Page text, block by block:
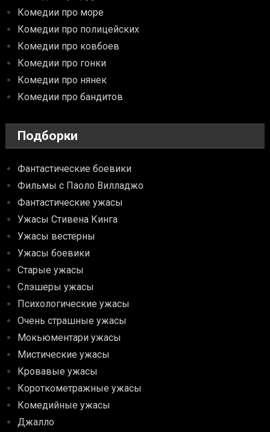
Комедии про море
Комедии про полицейских
Комедии про ковбоев
Комедии про гонки
Комедии про нянек
Комедии про бандитов
Подборки
Фантастические боевики
Фильмы с Паоло Вилладжо
Фантастические ужасы
Ужасы Стивена Кинга
Ужасы вестерны
Ужасы боевики
Старые ужасы
Слэшеры ужасы
Психологические ужасы
Очень страшные ужасы
Мокьюментари ужасы
Мистические ужасы
Кровавые ужасы
Короткометражные ужасы
Комедийные ужасы
Джалло